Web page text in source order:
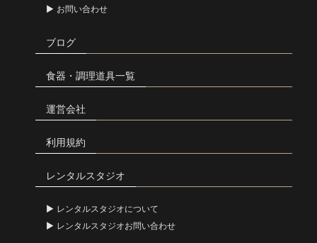
お問い合わせ
ブログ
食器・調理道具一覧
運営会社
利用規約
レンタルスタジオ
レンタルスタジオについて
レンタルスタジオお問い合わせ